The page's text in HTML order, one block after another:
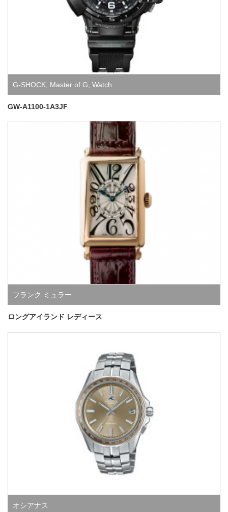
G-SHOCK Master of G Watch
GW-A1100-1A3JF
フランク ミュラー
ロングアイランド レディース
オシアナス